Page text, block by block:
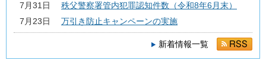
7月31日
秩父警察署管内犯罪認知件数（令和8年6月末）
7月23日
万引き防止キャンペーンの実施
新着情報一覧